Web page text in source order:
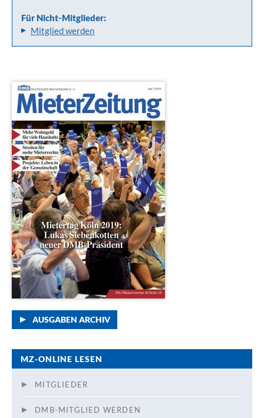
Für Nicht-Mitglieder:
Mitglied werden
AUSGABEN ARCHIV
MZ-ONLINE LESEN
MITGLIEDER
DMB-MITGLIED WERDEN